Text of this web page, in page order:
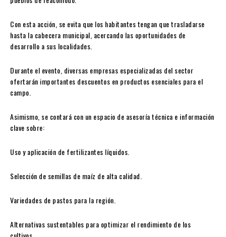
Con esta acción, se evita que los habitantes tengan que trasladarse
hasta la cabecera municipal, acercando las oportunidades de
desarrollo a sus localidades.
Durante el evento, diversas empresas especializadas del sector
ofertarán importantes descuentos en productos esenciales para el
campo.
Asimismo, se contará con un espacio de asesoría técnica e información
clave sobre:
Uso y aplicación de fertilizantes líquidos.
Selección de semillas de maíz de alta calidad.
Variedades de pastos para la región.
Alternativas sustentables para optimizar el rendimiento de los